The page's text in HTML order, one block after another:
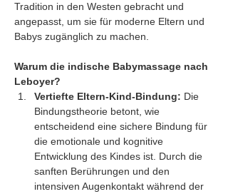
Tradition in den Westen gebracht und
angepasst, um sie für moderne Eltern und
Babys zugänglich zu machen.
Warum die indische Babymassage nach
Leboyer?
Vertiefte Eltern-Kind-Bindung: Die
Bindungstheorie betont, wie
entscheidend eine sichere Bindung für
die emotionale und kognitive
Entwicklung des Kindes ist. Durch die
sanften Berührungen und den
intensiven Augenkontakt während der